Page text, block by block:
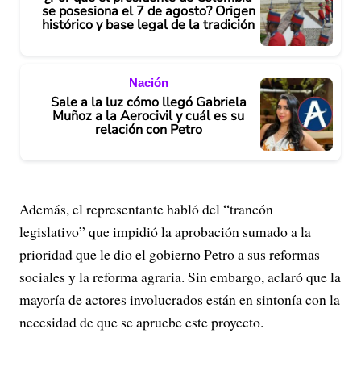
se posesiona el 7 de agosto? Origen
histórico y base legal de la tradición
Nación
Sale a la luz cómo llegó Gabriela
Muñoz a la Aerocivil y cuál es su
relación con Petro
Además, el representante habló del “trancón
legislativo” que impidió la aprobación sumado a la
prioridad que le dio el gobierno Petro a sus reformas
sociales y la reforma agraria. Sin embargo, aclaró que la
mayoría de actores involucrados están en sintonía con la
necesidad de que se apruebe este proyecto.